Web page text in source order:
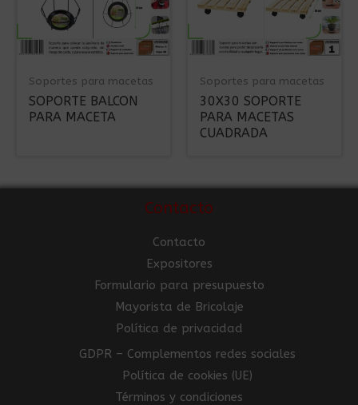
Soportes para macetas
SOPORTE BALCON
PARA MACETA
Soportes para macetas
30X30 SOPORTE
PARA MACETAS
CUADRADA
Contacto
Contacto
Expositores
Formulario para presupuesto
Mayorista de Bricolaje
Política de privacidad
GDPR – Complementos redes sociales
Política de cookies (UE)
Términos y condiciones